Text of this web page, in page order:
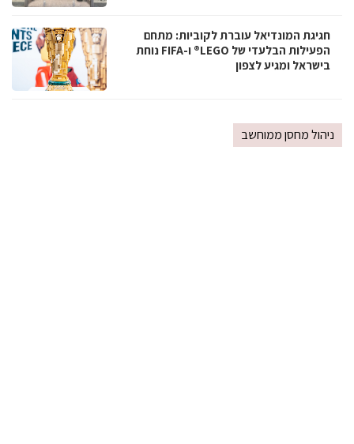
חגיגת המונדיאל עוברת לקוביות: מתחם
הפעילות הבלעדי של LEGO® ו-FIFA נוחת
בישראל ומגיע לצפון
ניהול מחסן ממוחשב